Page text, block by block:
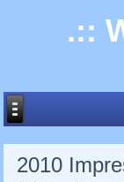
.::
2010